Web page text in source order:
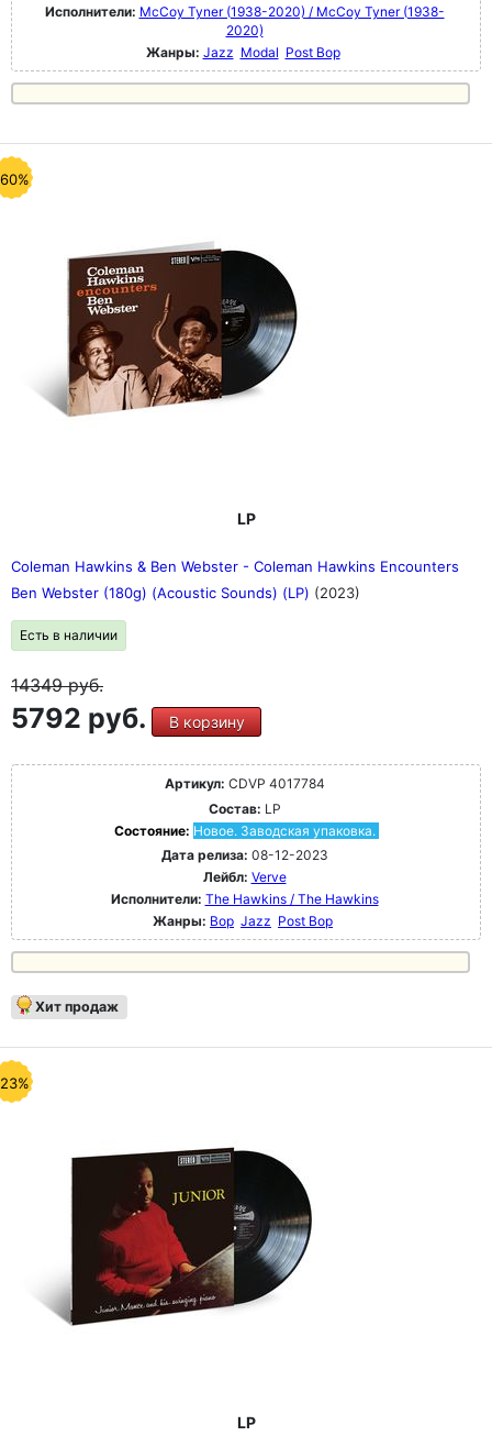
Исполнители: McCoy Tyner (1938-2020) / McCoy Tyner (1938-
2020)
Жанры: Jazz Modal Post Bop
LP
Coleman Hawkins & Ben Webster - Coleman Hawkins Encounters
Ben Webster (180g) (Acoustic Sounds) (LP) (2023)
Есть в наличии
14349руб.
5792 руб. В корзину
Артикул: CDVP 4017784
Состав: LP
Состояние: Новое. Заводская упаковка.
Дата релиза: 08-12-2023
Лейбл: Verve
Исполнители: The Hawkins / The Hawkins
Жанры: Bop Jazz Post Bop
Хит продаж
LP